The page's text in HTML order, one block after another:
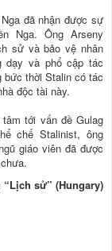
đã nhận được sự
Nga. Ông Arseny
sử và bảo vệ nhân
dạy và phổ cập tác
bức thời Stalin có tác
độc tài này.
tới vấn đề Gulag
chế Stalinist, ông
giáo viên đã được
sử” (Hungary)